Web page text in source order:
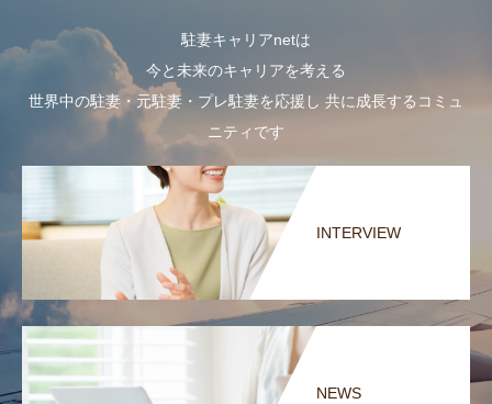
駐妻キャリアnetは
今と未来のキャリアを考える
世界中の駐妻・元駐妻・プレ駐妻を応援し 共に成長するコミュ
ニティです
INTERVIEW
NEWS